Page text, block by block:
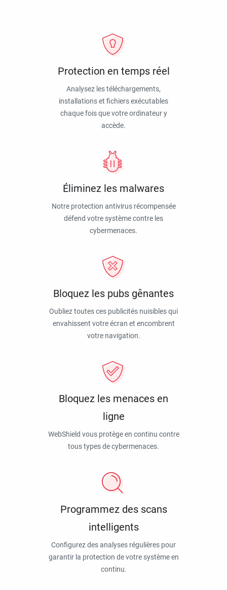
Protection en temps réel
Analysez les téléchargements,
installations et fichiers exécutables
chaque fois que votre ordinateur y
accède.
Éliminez les malwares
Notre protection antivirus récompensée
défend votre système contre les
cybermenaces.
Bloquez les pubs gênantes
Oubliez toutes ces publicités nuisibles qui
envahissent votre écran et encombrent
votre navigation.
Bloquez les menaces en
ligne
WebShield vous protège en continu contre
tous types de cybermenaces.
Programmez des scans
intelligents
Configurez des analyses régulières pour
garantir la protection de votre système en
continu.